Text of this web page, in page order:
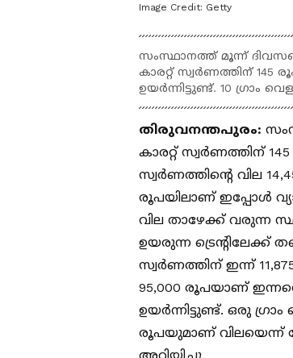
Image Credit: Getty
സംസ്ഥാനത്ത് മൂന്ന്
കാരറ്റ് സ്വർണത്തിന് 145
ഉയർന്നിട്ടുണ്ട്. 10 ഗ്രാം
തിരുവനന്തപുരം:
കാരറ്റ് സ്വർണത്തിന്
സ്വർണത്തിന്റെ വില
രൂപയിലാണ് ഇപ്പോൾ
വില താഴേക്ക് വരുന്ന
ഉയരുന്ന ട്രെന്റിലേക്ക്
സ്വ‍ർണത്തിന് ഇന്ന്
95,000 രൂപയാണ്
ഉയ‍ർന്നിട്ടുണ്ട്. ഒരു
രൂപയുമാണ്
അറിയിച്ചു.